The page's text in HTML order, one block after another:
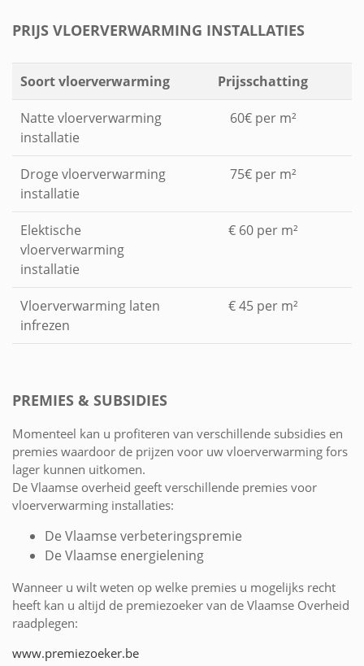
PRIJS VLOERVERWARMING INSTALLATIES
Soort vloerverwarming Prijsschatting
Natte vloerverwarming
installatie
60€ per m²
Droge vloerverwarming
installatie
75€ per m²
Elektische
vloerverwarming
installatie
€ 60 per m²
Vloerverwarming laten
infrezen
€ 45 per m²
PREMIES & SUBSIDIES
Momenteel kan u profiteren van verschillende subsidies en
premies waardoor de prijzen voor uw vloerverwarming fors
lager kunnen uitkomen.
De Vlaamse overheid geeft verschillende premies voor
vloerverwarming installaties:
De Vlaamse verbeteringspremie
De Vlaamse energielening
Wanneer u wilt weten op welke premies u mogelijks recht
heeft kan u altijd de premiezoeker van de Vlaamse Overheid
raadplegen:
www.premiezoeker.be